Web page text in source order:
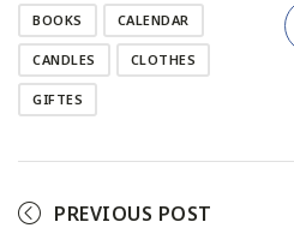
BOOKS CALENDAR
CANDLES CLOTHES
GIFTES
PREVIOUS POST